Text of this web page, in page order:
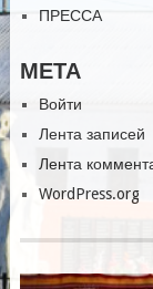
ПРЕССА
МЕТА
Войти
Лента записей
Лента
WordPress.org